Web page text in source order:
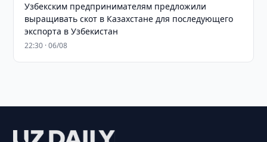
Узбекским предпринимателям предложили
выращивать скот в Казахстане для последующего
экспорта в Узбекистан
22:30 · 06/08